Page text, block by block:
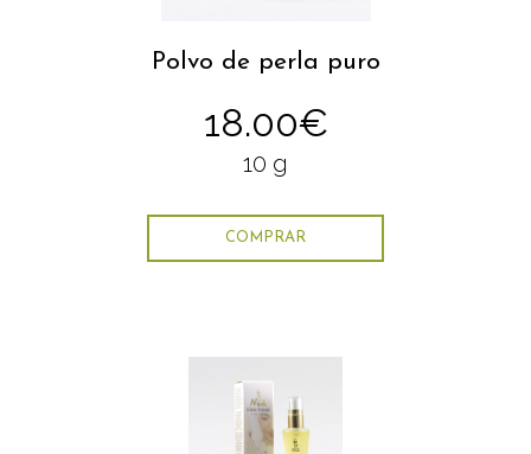
Polvo de perla puro
18.00€
10 g
COMPRAR